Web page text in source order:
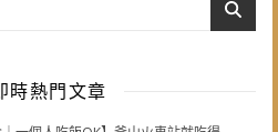
時熱門文章